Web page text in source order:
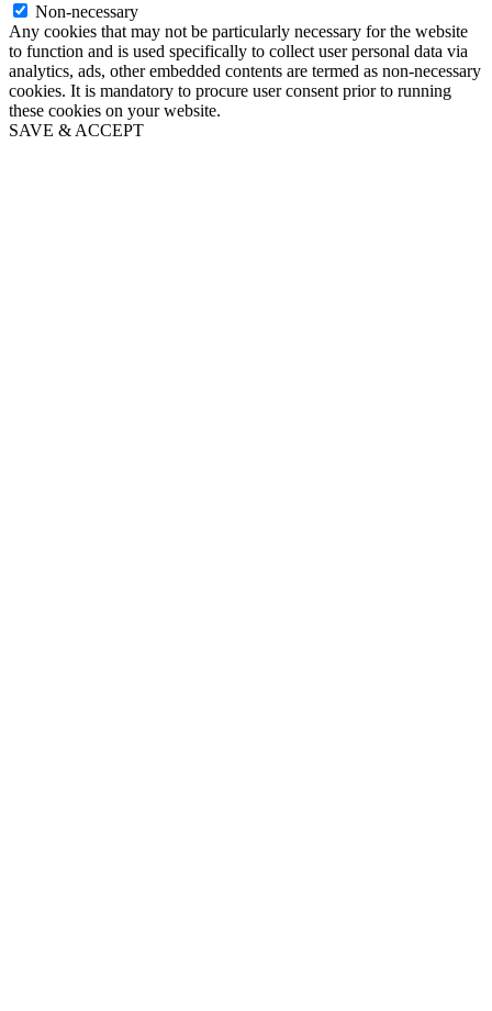
Non-necessary
Any cookies that may not be particularly necessary for the website
to function and is used specifically to collect user personal data via
analytics, ads, other embedded contents are termed as non-necessary
cookies. It is mandatory to procure user consent prior to running
these cookies on your website.
SAVE & ACCEPT